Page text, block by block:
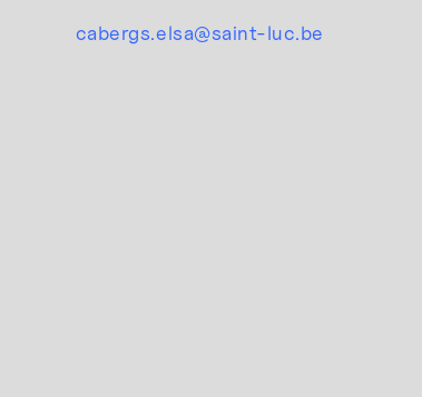
cabergs.elsa@saint-luc.be